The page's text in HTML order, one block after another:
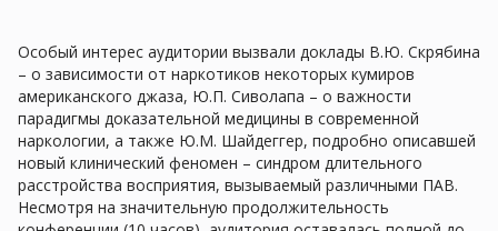
Особый интерес аудитории вызвали доклады В.Ю. Скрябина
– о зависимости от наркотиков некоторых кумиров
американского джаза, Ю.П. Сиволапа – о важности
парадигмы доказательной медицины в современной
наркологии, а также Ю.М. Шайдеггер, подробно описавшей
новый клинический феномен – синдром длительного
расстройства восприятия, вызываемый различными ПАВ.
Несмотря на значительную продолжительность